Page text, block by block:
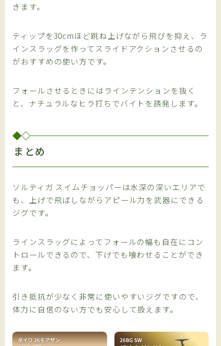
きます。
ティップを30cmほど跳ね上げながら飛びを抑え、ラ
インスラッグを作ってスライドアクションさせるの
がおすすめの使い方です。
フォールさせるときにはラインテンションを抜く
と、ナチュラルなヒラ打ちでバイトを誘発します。
まとめ
ソルティガ スイムチョッパーは水深の深いエリアで
も、上げで飛ばしながらアピール力を武器にできる
ジグです。
ラインスラッグによってフォールの幅も自在にコン
トロールできるので、下げでも喰わせることができ
ます。
引き抵抗が少なく非常に使いやすいジグですので、
体力に自信のない方でも安心して扱えます。